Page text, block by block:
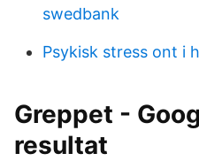
swedbank
Psykisk stress ont i
Greppet -
resultat